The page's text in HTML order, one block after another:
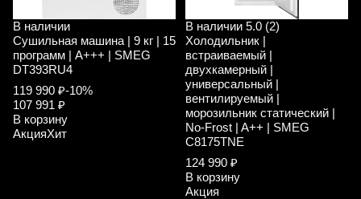
В наличии
Сушильная машина | 9 кг | 15
программ | A+++ | SMEG
DT393RU4
119 990 ₽-10%
107 991 ₽
В корзину
АкцияХит
В наличии 5.0 (2)
Холодильник |
встраиваемый |
двухкамерный |
универсальный |
вентилируемый |
морозильник статический |
No-Frost | A++ | SMEG
C8175TNE
124 990 ₽
В корзину
Акция